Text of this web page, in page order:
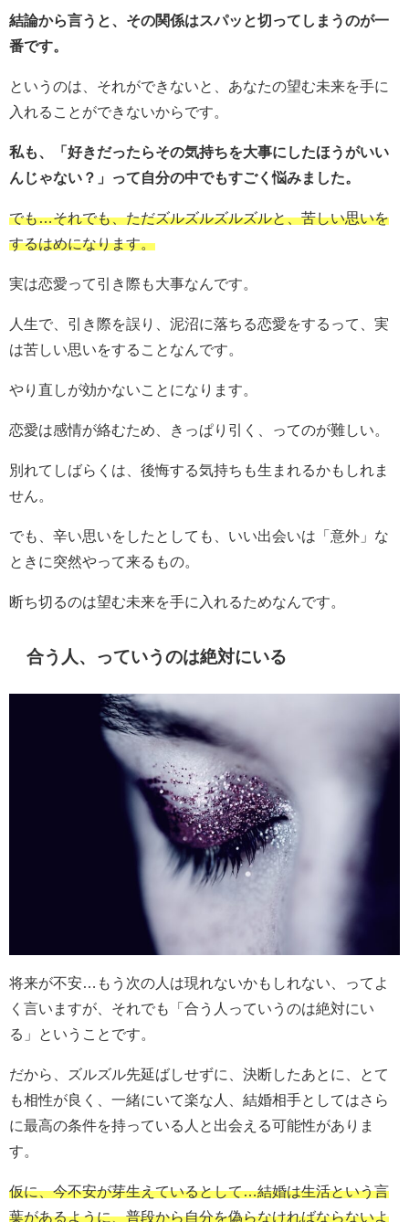
結論から言うと、その関係はスパッと切ってしまうのが一
番です。
というのは、それができないと、あなたの望む未来を手に
入れることができないからです。
私も、「好きだったらその気持ちを大事にしたほうがいい
んじゃない？」って自分の中でもすごく悩みました。
でも…それでも、ただズルズルズルズルと、苦しい思いを
するはめになります。
実は恋愛って引き際も大事なんです。
人生で、引き際を誤り、泥沼に落ちる恋愛をするって、実
は苦しい思いをすることなんです。
やり直しが効かないことになります。
恋愛は感情が絡むため、きっぱり引く、ってのが難しい。
別れてしばらくは、後悔する気持ちも生まれるかもしれま
せん。
でも、辛い思いをしたとしても、いい出会いは「意外」な
ときに突然やって来るもの。
断ち切るのは望む未来を手に入れるためなんです。
合う人、っていうのは絶対にいる
将来が不安…もう次の人は現れないかもしれない、ってよ
く言いますが、それでも「合う人っていうのは絶対にい
る」ということです。
だから、ズルズル先延ばしせずに、決断したあとに、とて
も相性が良く、一緒にいて楽な人、結婚相手としてはさら
に最高の条件を持っている人と出会える可能性がありま
す。
仮に、今不安が芽生えているとして…結婚は生活という言
葉があるように、普段から自分を偽らなければならないよ